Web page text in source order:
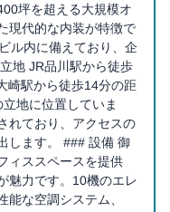
坪を超える大規模オ
現代的な内装が特徴で
ル内に備えており、企
地 JR品川駅から徒歩
崎駅から徒歩14分の距
地に位置していま
れており、アクセスの
します。 ### 設備 御
ィススペースを提供
魅力です。10機のエレ
な空調システム、